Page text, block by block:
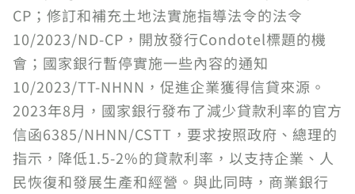
CP；修訂和補充土地法實施指導法令的法令
10/2023/ND-CP，開放發行Condotel標題的機
會；國家銀行暫停實施一些內容的通知
10/2023/TT-NHNN，促進企業獲得信貸來源。
2023年8月，國家銀行發布了減少貸款利率的官方
信函6385/NHNN/CSTT，要求按照政府、總理的
指示，降低1.5-2%的貸款利率，以支持企業、人
民恢復和發展生產和經營。與此同時，商業銀行